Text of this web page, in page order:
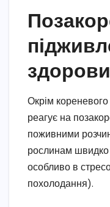
Окрім
реагує на
поживними
рослинам швидко
особливо в
похолодання).